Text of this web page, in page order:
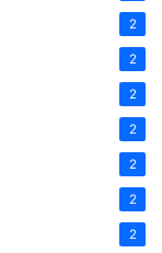
2
2
2
2
2
2
2